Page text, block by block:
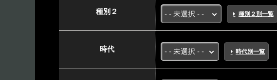
種別２ 種別２別一覧
時代 時代別一覧